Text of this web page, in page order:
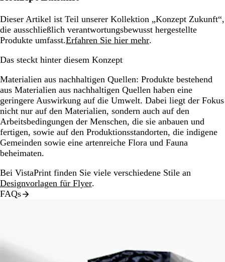
Dieser Artikel ist Teil unserer Kollektion „Konzept Zukunft“,
die ausschließlich verantwortungsbewusst hergestellte
Produkte umfasst.Erfahren Sie hier mehr.
Das steckt hinter diesem Konzept
Materialien aus nachhaltigen Quellen: Produkte bestehend
aus Materialien aus nachhaltigen Quellen haben eine
geringere Auswirkung auf die Umwelt. Dabei liegt der Fokus
nicht nur auf den Materialien, sondern auch auf den
Arbeitsbedingungen der Menschen, die sie anbauen und
fertigen, sowie auf den Produktionsstandorten, die indigene
Gemeinden sowie eine artenreiche Flora und Fauna
beheimaten.
Bei VistaPrint finden Sie viele verschiedene Stile an
Designvorlagen für Flyer.
FAQs